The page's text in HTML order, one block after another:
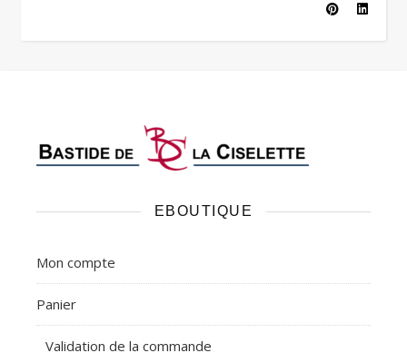
EBOUTIQUE
Mon compte
Panier
Validation de la commande